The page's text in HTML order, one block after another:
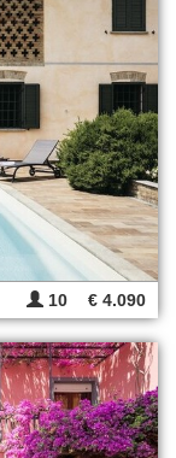
10 € 4.090